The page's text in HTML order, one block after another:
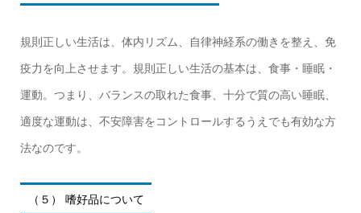
規則正しい生活は、体内リズム、自律神経系の働きを整え、免
疫力を向上させます。規則正しい生活の基本は、食事・睡眠・
運動。つまり、バランスの取れた食事、十分で質の高い睡眠、
適度な運動は、不安障害をコントロールするうえでも有効な方
法なのです。
（５） 嗜好品について